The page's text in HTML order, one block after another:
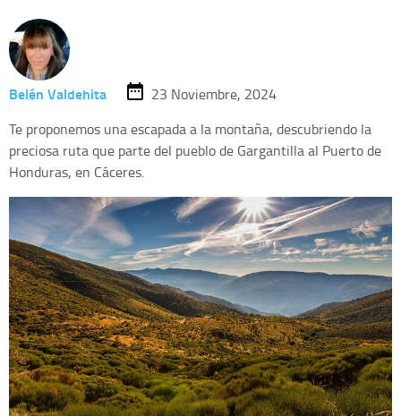
Belén Valdehita
23 Noviembre, 2024
Te proponemos una escapada a la montaña, descubriendo la
preciosa ruta que parte del pueblo de Gargantilla al Puerto de
Honduras, en Cáceres.